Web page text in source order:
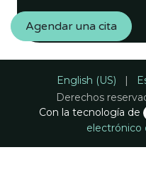
Agendar una cita
Derechos
English (US) |
Con la tecnología de
electrónico